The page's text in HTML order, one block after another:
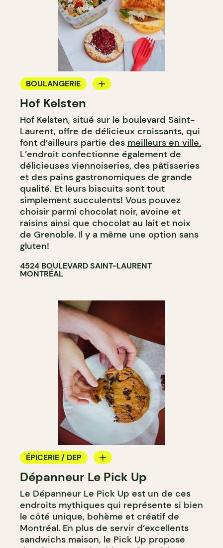
BOULANGERIE
COMPTOIR
Hof Kelsten
Hof Kelsten, situé sur le boulevard Saint-
Laurent, offre de délicieux croissants, qui
font d’ailleurs partie des meilleurs en ville.
L’endroit confectionne également de
délicieuses viennoiseries, des pâtisseries
et des pains gastronomiques de grande
qualité. Et leurs biscuits sont tout
simplement succulents! Vous pouvez
choisir parmi chocolat noir, avoine et
raisins ainsi que chocolat au lait et noix
de Grenoble. Il y a même une option sans
gluten!
4524 BOULEVARD SAINT-LAURENT
MONTRÉAL
ÉPICERIE / DEP
COMPTOIR
Dépanneur Le Pick Up
Le Dépanneur Le Pick Up est un de ces
endroits mythiques qui représente si bien
le côté unique, bohème et créatif de
Montréal. En plus de servir d’excellents
sandwichs maison, le Pick Up propose